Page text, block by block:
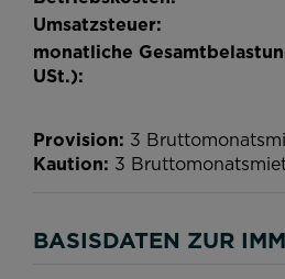
Umsatzsteuer:
monatliche
USt.):
Provision: 3
Kaution: 3
BASISDATEN ZUR